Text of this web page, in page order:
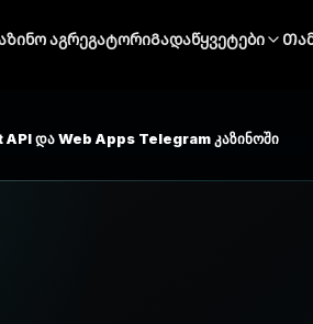
აგრეგატორიᲒადაწყვეტები
API და Web Apps Telegram კაზინოში